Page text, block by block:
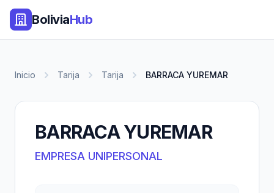
BoliviaHub
Inicio Tarija Tarija BARRACA YUREMAR
BARRACA YUREMAR
EMPRESA UNIPERSONAL